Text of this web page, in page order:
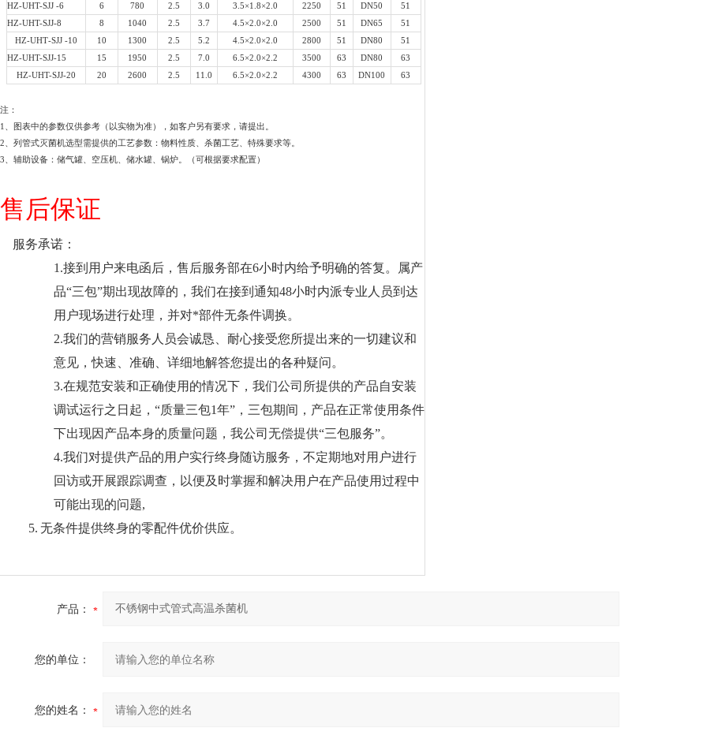
HZ-UHT-SJJ-6 6 780 2.5 3.0 3.5×1.8×2.0 2250 51 DN50
51
HZ-UHT-SJJ-8 8 1040 2.5 3.7 4.5×2.0×2.0 2500 51 DN65
51
HZ-UHT-SJJ-10 10 1300 2.5 5.2 4.5×2.0×2.0 2800 51 DN80
51
HZ-UHT-SJJ-15 15 1950 2.5 7.0 6.5×2.0×2.2 3500 63 DN80
63
HZ-UHT-SJJ-20 20 2600 2.5 11.0 6.5×2.0×2.2 4300 63 DN100 63
注：
1、图表中的参数仅供参考（以实物为准），如客户另有要求，请提出。
2、列管式灭菌机选型需提供的工艺参数：物料性质、杀菌工艺、特殊要求等。
3、辅助设备：储气罐、空压机、储水罐、锅炉。（可根据要求配置）
售后保证
服务承诺：
1.接到用户来电函后，售后服务部在6小时内给予明确的答复。属产
品“三包”期出现故障的，我们在接到通知48小时内派专业人员到达
用户现场进行处理，并对*部件无条件调换。
2.我们的营销服务人员会诚恳、耐心接受您所提出来的一切建议和
意见，快速、准确、详细地解答您提出的各种疑问。
3.在规范安装和正确使用的情况下，我们公司所提供的产品自安装
调试运行之日起，“质量三包1年”，三包期间，产品在正常使用条件
下出现因产品本身的质量问题，我公司无偿提供“三包服务”。
4.我们对提供产品的用户实行终身随访服务，不定期地对用户进行
回访或开展跟踪调查，以便及时掌握和解决用户在产品使用过程中
可能出现的问题,
5. 无条件提供终身的零配件优价供应。
产品：
您的单位：
您的姓名：